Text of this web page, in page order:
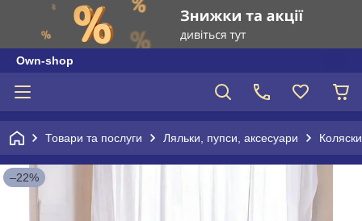
Own-shop
Товари та послуги Ляльки, пупси, аксесуари
–22%